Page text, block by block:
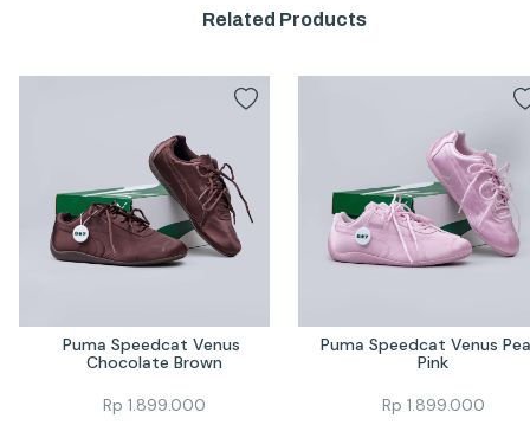
Related Products
Puma Speedcat Venus
Chocolate Brown
Rp 1.899.000
Puma Speedcat Venus
Pink
Rp 1.899.000